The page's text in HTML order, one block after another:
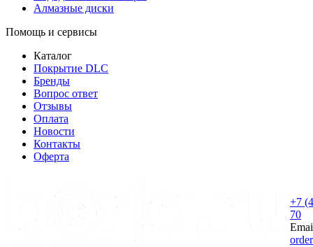
Алмазные диски
Помощь и сервисы
Каталог
Покрытие DLC
Бренды
Вопрос ответ
Отзывы
Оплата
Новости
Контакты
Оферта
+7
70